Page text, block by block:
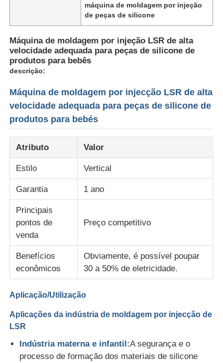
Casa
Quem Somos
Fábrica
máquina de moldagem por injeção
de peças de silicone
Máquina de moldagem por injeção LSR de alta
velocidade adequada para peças de silicone de
produtos para bebês
descrição:
Máquina de moldagem por injecção LSR de alta
velocidade adequada para peças de silicone de
produtos para bebés
Atributo Valor
Estilo Vertical
Garantia 1 ano
Principais
pontos de
venda
Preço competitivo
Benefícios
econômicos
Obviamente, é possível poupar
30 a 50% de eletricidade.
Aplicação/Utilização
Aplicações da indústria de moldagem por injecção de
LSR
Indústria materna e infantil:A segurança e o
processo de formação dos materiais de silicone